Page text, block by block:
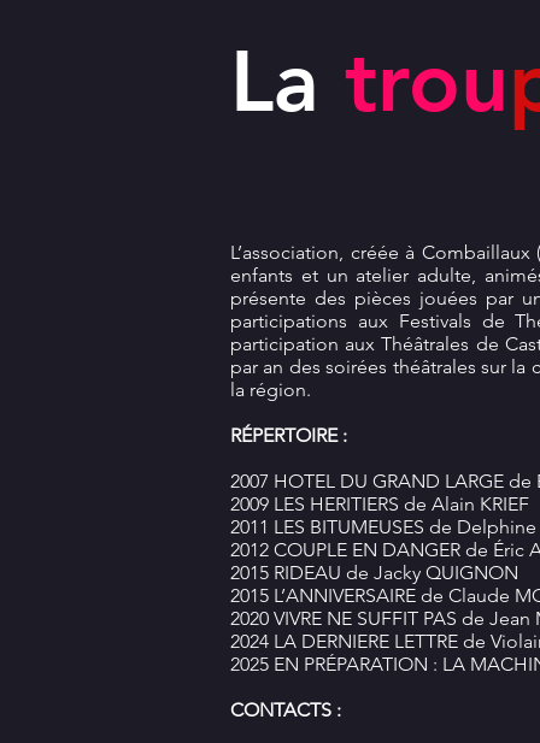
L’association, créée à
enfants et un atelier adulte,
présente des pièces jouées par
participations aux Festivals de
participation aux Théâtrales de
par an des soirées théâtrales sur
la région.
RÉPERTOIRE :
2007 HOTEL DU GRAND LARGE de
2009 LES HERITIERS de Alain KRIEF
2011 LES BITUMEUSES de
2012 COUPLE EN DANGER de Éric
2015 RIDEAU de Jacky QUIGNON
2015 L’ANNIVERSAIRE de Claude
2020 VIVRE NE SUFFIT PAS de Jean
2024 LA DERNIERE LETTRE de
2025 EN PRÉPARATION : LA
CONTACTS :
La trou